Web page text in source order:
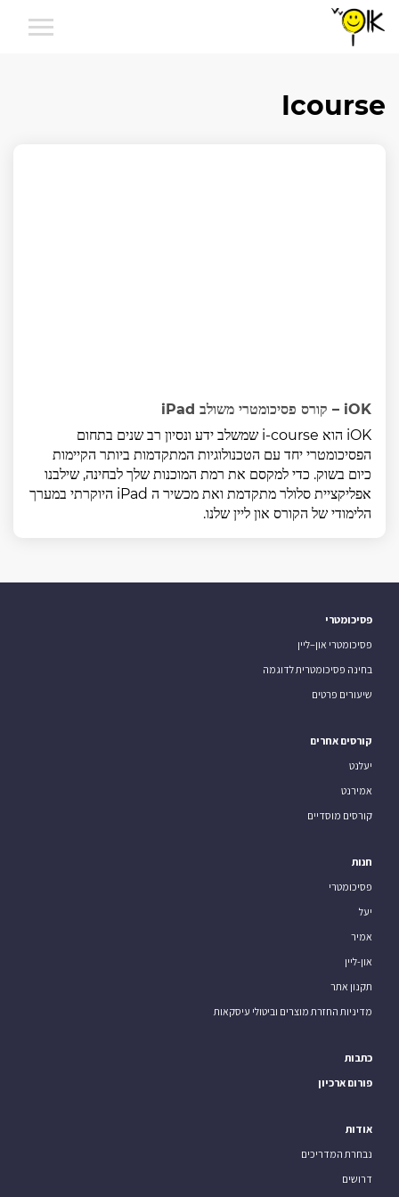
Icourse
iOK – קורס פסיכומטרי משולב iPad
iOK הוא i-course שמשלב ידע ונסיון רב שנים בתחום
הפסיכומטרי יחד עם הטכנולוגיות המתקדמות ביותר הקיימות
כיום בשוק. כדי למקסם את רמת המוכנות שלך לבחינה, שילבנו
אפליקציית סלולר מתקדמת ואת מכשיר ה iPad היוקרתי במערך
הלימודי של הקורס און ליין שלנו.
פסיכומטרי
פסיכומטרי און–ליין
בחינה פסיכומטרית לדוגמה
שיעורים פרטים
קורסים אחרים
יעלנט
אמירנט
קורסים מוסדיים
חנות
פסיכומטרי
יעל
אמיר
און-ליין
תקנון אתר
מדיניות החזרת מוצרים וביטולי עיסקאות
כתבות
פורום ארכיון
אודות
נבחרת המדריכים
דרושים